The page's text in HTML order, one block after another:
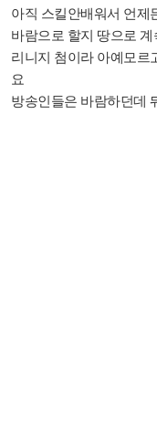
아직 스킬안배워서 언제
바람으로 할지 땅으로
리니지 첨이라 아예모르
요
방송인들은 바람하던데